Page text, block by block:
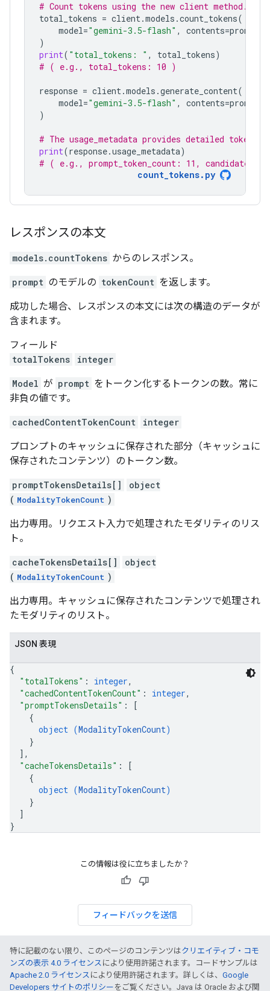
# Count tokens using the new client method.
total_tokens = client.models .count_tokens(
model="gemini-3.5-flash" , contents=prompt
)
print( "total_tokens: " , total_tokens)
# ( e.g., total_tokens: 10 )
response = client.models .generate_content(
model="gemini-3.5-flash" , contents=prompt
)
# The usage_metadata provides detailed token
print(response.usage_metadata)
# ( e.g., prompt_token_count: 11,
count_tokens.py
レスポンスの本文
models.countTokens からのレスポンス。
prompt のモデルの tokenCount を返します。
成功した場合、レスポンスの本文には次の構造のデータが
含まれます。
フィールド
totalTokens
integer
Model が prompt をトークン化するトークンの数。常に
非負の値です。
cachedContentTokenCount integer
プロンプトのキャッシュに保存された部分（キャッシュに
保存されたコンテンツ）のトークン数。
promptTokensDetails[]
object
( ModalityTokenCount )
出力専用。リクエスト入力で処理されたモダリティのリス
ト。
cacheTokensDetails[]
object
( ModalityTokenCount )
出力専用。キャッシュに保存されたコンテンツで処理され
たモダリティのリスト。
JSON 表現
{
"totalTokens" : integer,
"cachedContentTokenCount" : integer,
"promptTokensDetails" :
[
{
object (ModalityTokenCount)
}
] ,
"cacheTokensDetails" :
[
{
object (ModalityTokenCount)
}
]
}
この情報は役に立ちましたか？
フィードバックを送信
特に記載のない限り、このページのコンテンツはクリエイティブ・コモ
ンズの表示 4.0 ライセンス により使用許諾されます。コードサンプルは
Apache 2.0 ライセンス により使用許諾されます。詳しくは、 Google
Developers サイトのポリシー をご覧ください。Java は Oracle および関